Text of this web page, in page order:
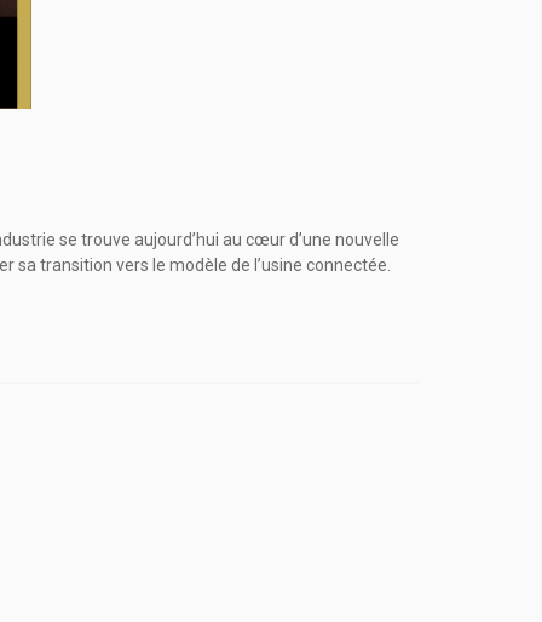
se trouve aujourd’hui au cœur d’une nouvelle
transition vers le modèle de l’usine connectée.